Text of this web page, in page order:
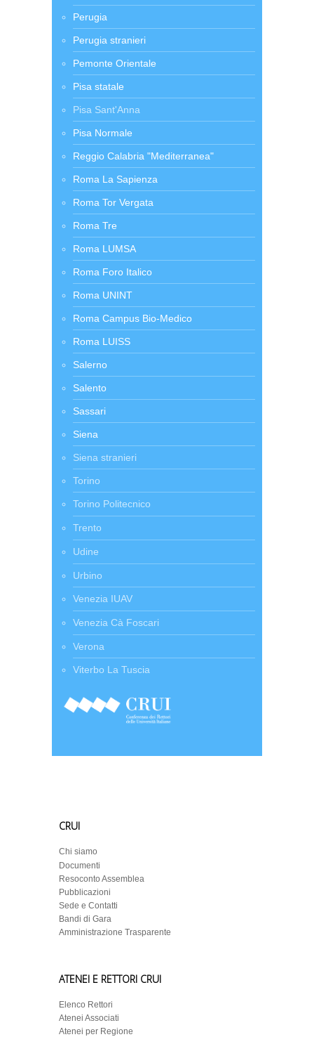
Perugia
Perugia stranieri
Pemonte Orientale
Pisa statale
Pisa Sant'Anna
Pisa Normale
Reggio Calabria "Mediterranea"
Roma La Sapienza
Roma Tor Vergata
Roma Tre
Roma LUMSA
Roma Foro Italico
Roma UNINT
Roma Campus Bio-Medico
Roma LUISS
Salerno
Salento
Sassari
Siena
Siena stranieri
Torino
Torino Politecnico
Trento
Udine
Urbino
Venezia IUAV
Venezia Cà Foscari
Verona
Viterbo La Tuscia
CRUI
Chi siamo
Documenti
Resoconto Assemblea
Pubblicazioni
Sede e Contatti
Bandi di Gara
Amministrazione Trasparente
ATENEI E RETTORI CRUI
Elenco Rettori
Atenei Associati
Atenei per Regione